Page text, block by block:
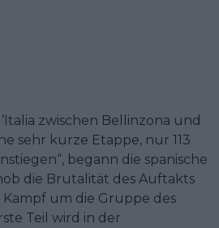
zwischen Bellinzona und
sehr kurze Etappe, nur 113
begann die spanische
die Brutalität des Auftakts
um die Gruppe des
Teil wird in der